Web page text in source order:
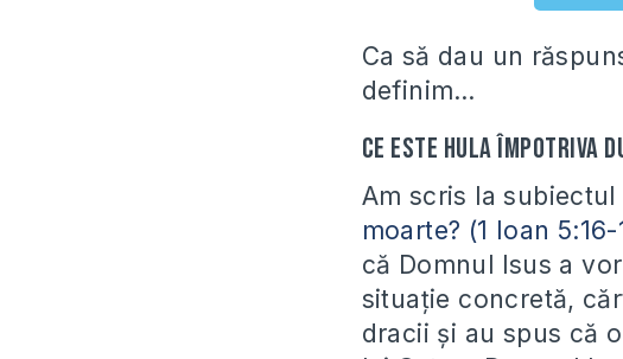
Ca să dau un
definim…
Ce este hula împotriva
Am scris la
moarte? (1 Ioan 5:16-
că Domnul Isus a
situație concretă,
dracii și au spus că